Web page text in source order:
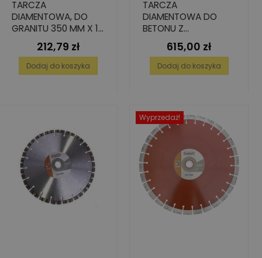
TARCZA
DIAMENTOWA, DO
GRANITU 350 MM X 10
MM / 25,4 MM
Cena
212,79 zł
Dodaj do koszyka
TARCZA
DIAMENTOWA DO
BETONU Z
PRECYZYJNIE
UŁOŻONYM
DIAMENTEM, PREMIUM,
350 MM X 25,4 MM
Cena
615,00 zł
Dodaj do koszyka
Wyprzedaż!